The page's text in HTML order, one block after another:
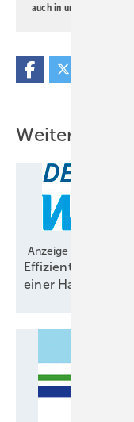
auch in unserer
Weitere
Anzeige
Effizient planen:
einer Hand